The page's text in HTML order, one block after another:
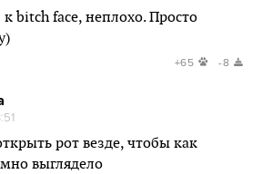
bitch face, неплохо. Просто
+65 -8
рот везде, чтобы как
выглядело